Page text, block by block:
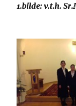
1.bilde: v.t.h.